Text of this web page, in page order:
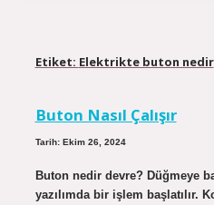
Etiket: Elektrikte buton nedir
Buton Nasıl Çalışır
Tarih: Ekim 26, 2024
Buton nedir devre? Düğmeye
yazılımda bir işlem başlatılır.